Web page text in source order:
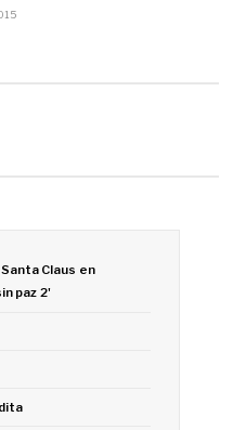
Claus en
paz 2'